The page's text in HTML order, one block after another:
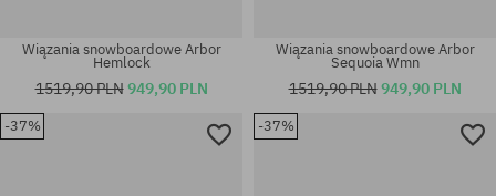
Wiązania snowboardowe Arbor
Hemlock
1519,90 PLN949,90 PLN
Wiązania snowboardowe Arbor
Sequoia Wmn
1519,90 PLN949,90 PLN
-37% -37%